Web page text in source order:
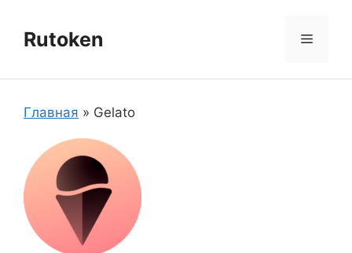
содержимому
Rutoken Меню
Главная » Gelato